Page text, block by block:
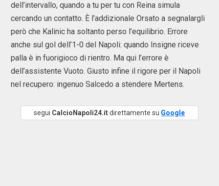
dell’intervallo, quando a tu per tu con Reina simula
cercando un contatto. È l’addizionale Orsato a segnalargli
però che Kalinic ha soltanto perso l’equilibrio. Errore
anche sul gol dell’1-0 del Napoli: quando Insigne riceve
palla è in fuorigioco di rientro. Ma qui l’errore è
dell’assistente Vuoto. Giusto infine il rigore per il Napoli
nel recupero: ingenuo Salcedo a stendere Mertens.
segui CalcioNapoli24.itdirettamente su Google